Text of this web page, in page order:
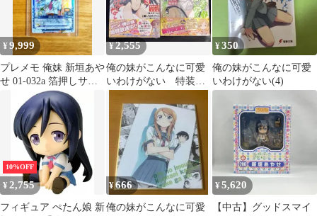
¥9,999
プレメモ 俺妹 新垣あや
せ 01-032a 箔押しサイ
¥2,555
俺の妹がこんなに可愛
いわけがない 特装
種セット
¥350
俺の妹がこんなに可愛
いわけがない(4)
10%OFF
¥ 2,755
フィギュア ぺたん娘 新
¥666
俺の妹がこんなに可愛
¥5,620
【中古】グッドスマイ